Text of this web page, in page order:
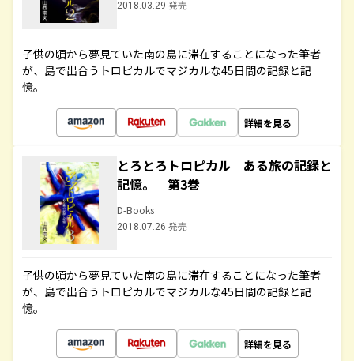
2018.03.29 発売
子供の頃から夢見ていた南の島に滞在することになった筆者
が、島で出合うトロピカルでマジカルな45日間の記録と記
憶。
詳細を見る
とろとろトロピカル ある旅の記録と
記憶。 第3巻
D-Books
2018.07.26 発売
子供の頃から夢見ていた南の島に滞在することになった筆者
が、島で出合うトロピカルでマジカルな45日間の記録と記
憶。
詳細を見る